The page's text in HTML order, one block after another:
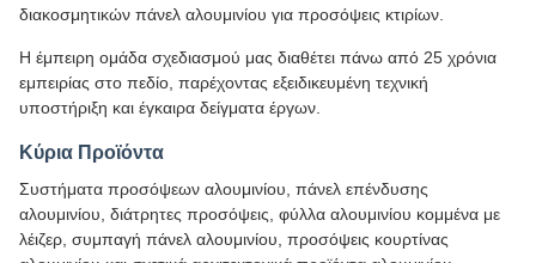
διακοσμητικών πάνελ αλουμινίου για προσόψεις κτιρίων.
Η έμπειρη ομάδα σχεδιασμού μας διαθέτει πάνω από 25 χρόνια
εμπειρίας στο πεδίο, παρέχοντας εξειδικευμένη τεχνική
υποστήριξη και έγκαιρα δείγματα έργων.
Κύρια Προϊόντα
Συστήματα προσόψεων αλουμινίου, πάνελ επένδυσης
αλουμινίου, διάτρητες προσόψεις, φύλλα αλουμινίου κομμένα με
λέιζερ, συμπαγή πάνελ αλουμινίου, προσόψεις κουρτίνας